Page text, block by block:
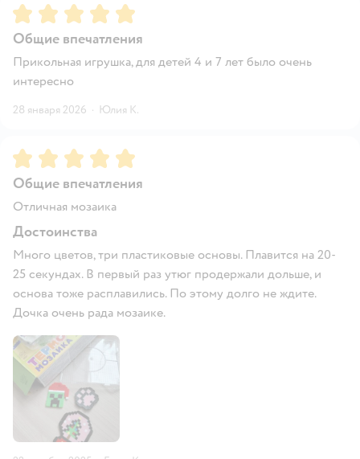
Рейтинг:5
Общие впечатления
Прикольная игрушка, для детей 4 и 7 лет было очень
интересно
28 января 2026 · Юлия К.
Рейтинг:5
Общие впечатления
Отличная мозаика
Достоинства
Много цветов, три пластиковые основы. Плавится на 20-
25 секундах. В первый раз утюг продержали дольше, и
основа тоже расплавились. По этому долго не ждите.
Дочка очень рада мозаике.